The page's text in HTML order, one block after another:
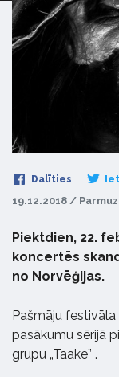
Dalīties
19.12.2018 /
Piektdien, 22.
koncertēs
no Norvēģijas.
Pašmāju festivāla
pasākumu sērijā
grupu „Taake” .